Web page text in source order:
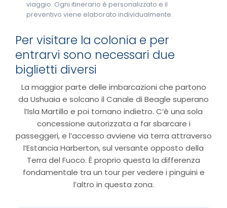
viaggio. Ogni itinerario è personalizzato e il
preventivo viene elaborato individualmente.
Per visitare la colonia e per
entrarvi sono necessari due
biglietti diversi
La maggior parte delle imbarcazioni che partono
da Ushuaia e solcano il Canale di Beagle superano
l’Isla Martillo e poi tornano indietro. C’è una sola
concessione autorizzata a far sbarcare i
passeggeri, e l’accesso avviene via terra attraverso
l’Estancia Harberton, sul versante opposto della
Terra del Fuoco. È proprio questa la differenza
fondamentale tra un tour per vedere i pinguini e
l’altro in questa zona.